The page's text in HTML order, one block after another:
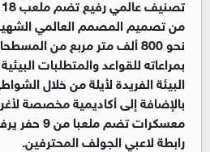
من تصميم المصمم العالمي
نحو 800 ألف متر مربع من
بمراعاته للقواعد والمتطلبات
البيئة الفريدة لأيلة من خلال
بالإضافة إلى أكاديمية مخصصة
معسكرات
رابطة لاعبي الجولف المحترفين.